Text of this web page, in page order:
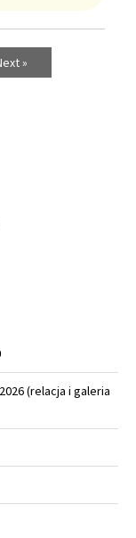
»
(relacja i galeria